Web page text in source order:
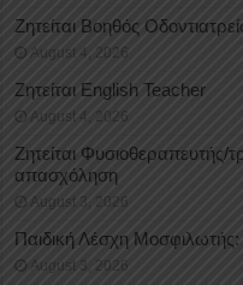
Ζητείται Βοηθός
August 4, 2026
Ζητείται English Teacher
August 4, 2026
Ζητείται Φυσιοθεραπευτής/
απασχόληση
August 3, 2026
Παιδική Λέσχη
August 3, 2026